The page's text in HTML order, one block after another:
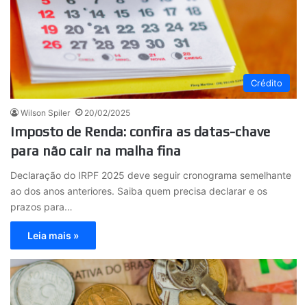
Crédito
Wilson Spiler 20/02/2025
Imposto de Renda: confira as datas-chave
para não cair na malha fina
Declaração do IRPF 2025 deve seguir cronograma semelhante
ao dos anos anteriores. Saiba quem precisa declarar e os
prazos para…
Leia mais »